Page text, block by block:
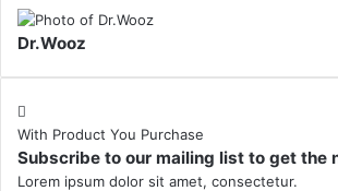
Dr.Wooz
With Product You Purchase
Subscribe to our mailing list to get the
Lorem ipsum dolor sit amet, consectetur.